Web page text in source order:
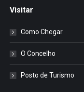
Visitar
Como Chegar
O Concelho
Posto de Turismo